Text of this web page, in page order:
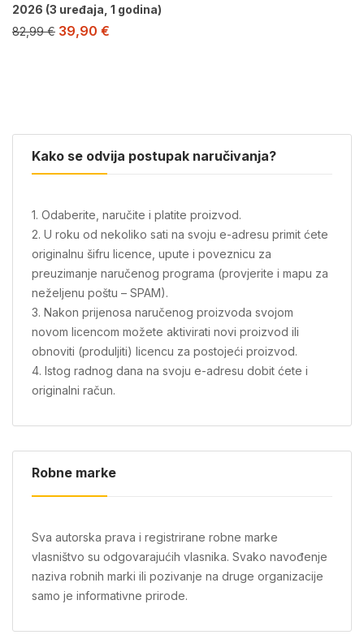
2026 (3 uređaja, 1 godina)
82,99€ 39,90 €
Kako se odvija postupak naručivanja?
1. Odaberite, naručite i platite proizvod.
2. U roku od nekoliko sati na svoju e-adresu primit ćete
originalnu šifru licence, upute i poveznicu za
preuzimanje naručenog programa (provjerite i mapu za
neželjenu poštu – SPAM).
3. Nakon prijenosa naručenog proizvoda svojom
novom licencom možete aktivirati novi proizvod ili
obnoviti (produljiti) licencu za postojeći proizvod.
4. Istog radnog dana na svoju e-adresu dobit ćete i
originalni račun.
Robne marke
Sva autorska prava i registrirane robne marke
vlasništvo su odgovarajućih vlasnika. Svako navođenje
naziva robnih marki ili pozivanje na druge organizacije
samo je informativne prirode.